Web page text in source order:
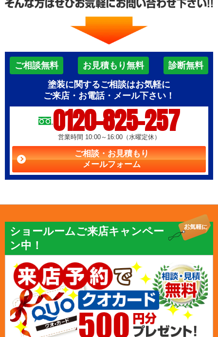
ご相談無料 お見積もり無料
診断無料
塗装に関するご相談はお気軽に
ご来店・お電話・メール下さい！
0120-825-257
営業時間 10:00～16:00（水曜定休）
ご相談・お見積もり
メールフォーム
ショールームご来店キャンペー
ン中！